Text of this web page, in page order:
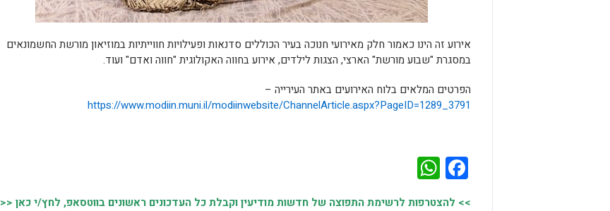
אירוע זה הינו כאמור חלק מאירועי חנוכה בעיר הכוללים סדנאות ופעילויות חווייתיות במוזיאון מורשת החשמונאים
במסגרת "שבוע מורשת" הארצי, הצגות לילדים, אירוע בחווה האקולוגית "חווה ואדם" ועוד.
הפרטים המלאים בלוח האירועים באתר העירייה –
https://www.modiin.muni.il/modiinwebsite/ChannelArticle.aspx?PageID=1289_3791
Facebook
>> להצטרפות לרשימת התפוצה של חדשות מודיעין וקבלת כל העדכונים ראשונים בווטסאפ, לחץ/י כאן <<